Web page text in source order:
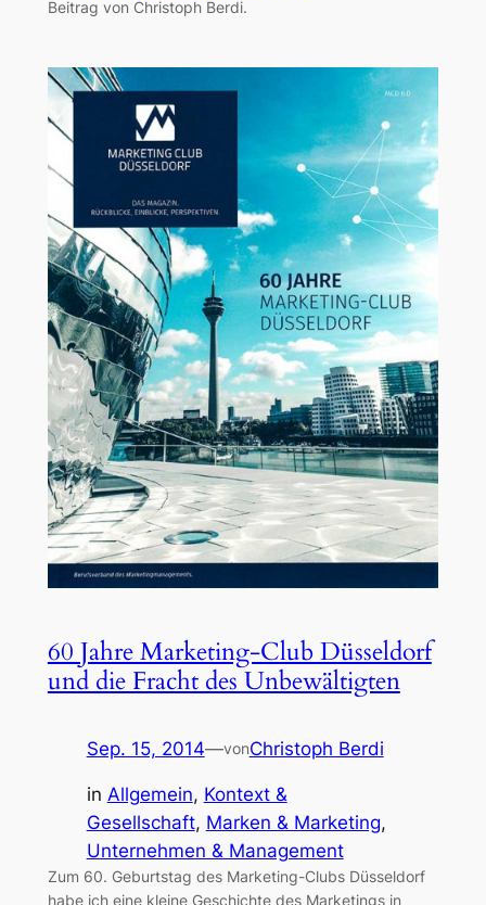
Beitrag von Christoph Berdi.
60 Jahre Marketing-Club Düsseldorf
und die Fracht des Unbewältigten
Sep. 15, 2014—vonChristoph Berdi
in Allgemein, Kontext &
Gesellschaft, Marken & Marketing
Unternehmen & Management
Zum 60. Geburtstag des Marketing-Clubs Düsseldorf
habe ich eine kleine Geschichte des Marketings in